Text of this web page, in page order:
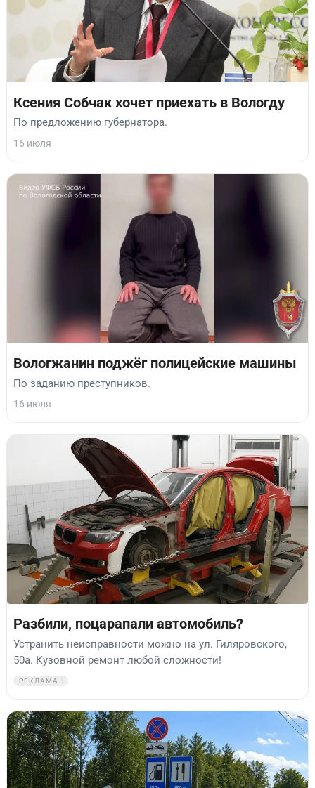
Ксения Собчак хочет приехать в Вологду
По предложению губернатора.
16 июля
Вологжанин поджёг полицейские машины
По заданию преступников.
16 июля
Разбили, поцарапали автомобиль?
Устранить неисправности можно на ул. Гиляровского,
50а. Кузовной ремонт любой сложности!
РЕКЛАМА